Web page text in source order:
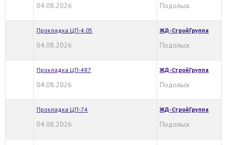
04.08.2026 Подольск
Прокладка ЦП-4.05
04.08.2026
ЖД-СтройГруппа
Подольск
Прокладка ЦП-487
04.08.2026
ЖД-СтройГруппа
Подольск
Прокладка ЦП-74
04.08.2026
ЖД-СтройГруппа
Подольск